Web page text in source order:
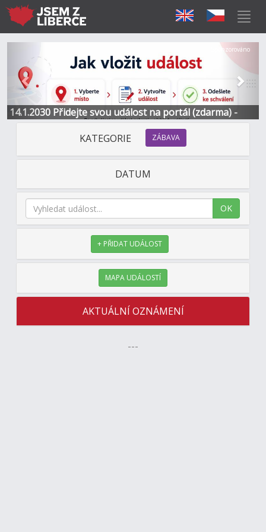
14.1.2030 Přidejte svou událost na portál (zdarma) -
Informace a kontakt
Další
Sponzorováno
KATEGORIE ZÁBAVA
DATUM
OK
+ PŘIDAT UDÁLOST
MAPA UDÁLOSTÍ
AKTUÁLNÍ OZNÁMENÍ
---